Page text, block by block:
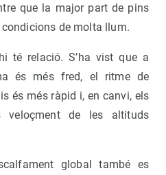
que la major part de pins
de molta llum.
hi té relació. S’ha vist que a
és més fred, el ritme de
és més ràpid i, en canvi, els
veloçment de les altituds
global també es